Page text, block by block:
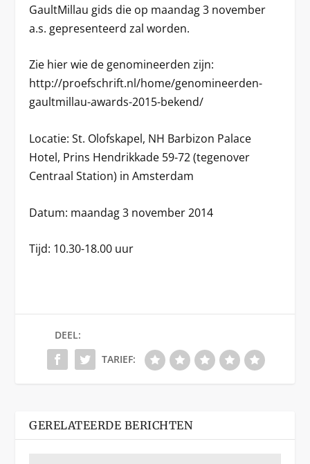
GaultMillau gids die op maandag 3 november
a.s. gepresenteerd zal worden.
Zie hier wie de genomineerden zijn:
http://proefschrift.nl/home/genomineerden-
gaultmillau-awards-2015-bekend/
Locatie: St. Olofskapel, NH Barbizon Palace
Hotel, Prins Hendrikkade 59-72 (tegenover
Centraal Station) in Amsterdam
Datum: maandag 3 november 2014
Tijd: 10.30-18.00 uur
DEEL:
TARIEF:
GERELATEERDE BERICHTEN